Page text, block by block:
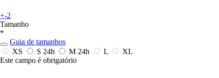
+-2
Tamanho
*
Guia de tamanhos
XS
S 24h M 24h L
XL
Este campo é obrigatório